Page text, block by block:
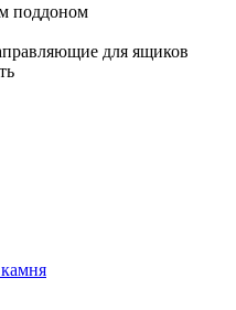
поддоном
для ящиков